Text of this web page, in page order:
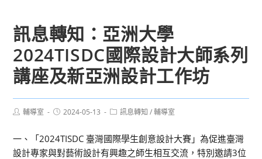
訊息轉知：亞洲大學
2024TISDC國際設計大師系列
講座及新亞洲設計工作坊
Post輔導室
Post2024-05-13
Post訊息轉知 / 輔導室
一、「2024TISDC 臺灣國際學生創意設計大賽」為促進臺灣
設計專家與對藝術設計有興趣之師生相互交流，特別邀請3位